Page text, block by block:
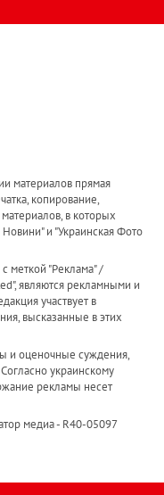
материалов прямая
копирование,
в которых
Новини" и "Украинская Фото
меткой "Реклама" /
являются рекламными и
участвует в
высказанные в этих
и оценочные суждения,
украинскому
рекламы несет
медиа - R40-05097